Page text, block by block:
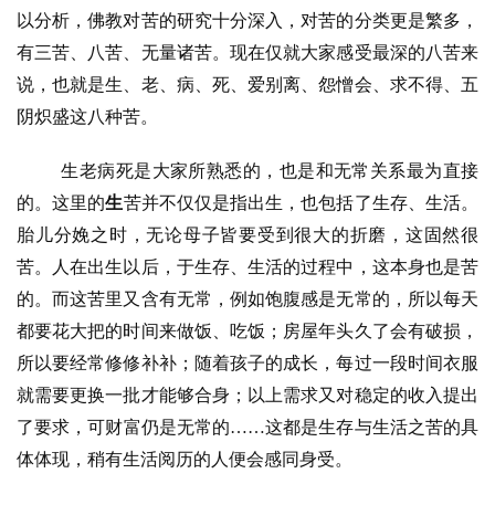
以分析，佛教对苦的研究十分深入，对苦的分类更是繁多，
有三苦、八苦、无量诸苦。现在仅就大家感受最深的八苦来
说，也就是生、老、病、死、爱别离、怨憎会、求不得、五
阴炽盛这八种苦。
生老病死是大家所熟悉的，也是和无常关系最为直接
的。这里的生苦并不仅仅是指出生，也包括了生存、生活。
胎儿分娩之时，无论母子皆要受到很大的折磨，这固然很
苦。人在出生以后，于生存、生活的过程中，这本身也是苦
的。而这苦里又含有无常，例如饱腹感是无常的，所以每天
都要花大把的时间来做饭、吃饭；房屋年头久了会有破损，
所以要经常修修补补；随着孩子的成长，每过一段时间衣服
就需要更换一批才能够合身；以上需求又对稳定的收入提出
了要求，可财富仍是无常的……这都是生存与生活之苦的具
体体现，稍有生活阅历的人便会感同身受。